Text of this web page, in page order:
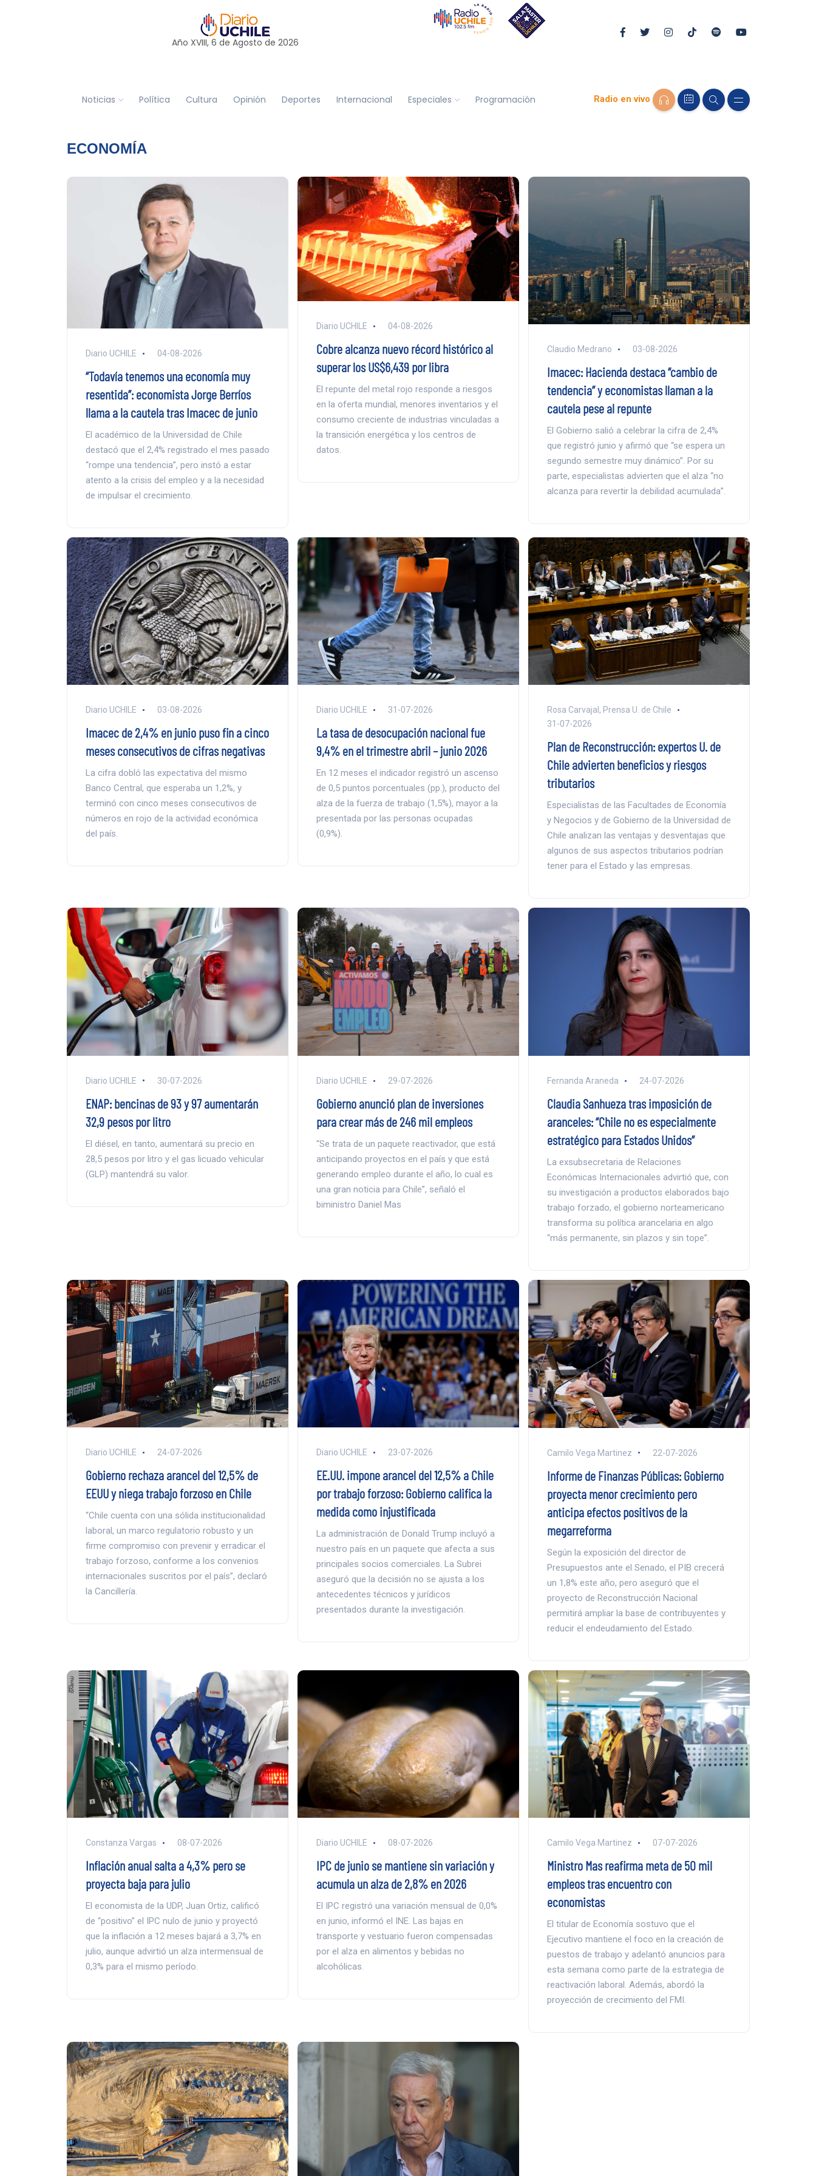
Año XVIII, 6 de Agosto de 2026
Noticias Política Cultura Opinión Deportes Internacional Especiales Programación Radio en vivo
ECONOMÍA
Diario UCHILE 04-08-2026
“Todavía tenemos una economía muy
resentida”: economista Jorge Berríos
llama a la cautela tras Imacec de junio
El académico de la Universidad de Chile
destacó que el 2,4% registrado el mes pasado
“rompe una tendencia”, pero instó a estar
atento a la crisis del empleo y a la necesidad
de impulsar el crecimiento.
Diario UCHILE 04-08-2026
Cobre alcanza nuevo récord histórico al
superar los US$6,439 por libra
El repunte del metal rojo responde a riesgos
en la oferta mundial, menores inventarios y el
consumo creciente de industrias vinculadas a
la transición energética y los centros de
datos.
Claudio Medrano 03-08-2026
Imacec: Hacienda destaca “cambio de
tendencia” y economistas llaman a la
cautela pese al repunte
El Gobierno salió a celebrar la cifra de 2,4%
que registró junio y afirmó que “se espera un
segundo semestre muy dinámico”. Por su
parte, especialistas advierten que el alza “no
alcanza para revertir la debilidad acumulada”.
Diario UCHILE 03-08-2026
Imacec de 2,4% en junio puso fin a cinco
meses consecutivos de cifras negativas
La cifra dobló las expectativa del mismo
Banco Central, que esperaba un 1,2%, y
terminó con cinco meses consecutivos de
números en rojo de la actividad económica
del país.
Diario UCHILE 31-07-2026
La tasa de desocupación nacional fue
9,4% en el trimestre abril – junio 2026
En 12 meses el indicador registró un ascenso
de 0,5 puntos porcentuales (pp.), producto del
alza de la fuerza de trabajo (1,5%), mayor a la
presentada por las personas ocupadas
(0,9%).
Rosa Carvajal, Prensa U. de Chile
31-07-2026
Plan de Reconstrucción: expertos U. de
Chile advierten beneficios y riesgos
tributarios
Especialistas de las Facultades de Economía
y Negocios y de Gobierno de la Universidad de
Chile analizan las ventajas y desventajas que
algunos de sus aspectos tributarios podrían
tener para el Estado y las empresas.
Diario UCHILE 30-07-2026
ENAP: bencinas de 93 y 97 aumentarán
32,9 pesos por litro
El diésel, en tanto, aumentará su precio en
28,5 pesos por litro y el gas licuado vehicular
(GLP) mantendrá su valor.
Diario UCHILE 29-07-2026
Gobierno anunció plan de inversiones
para crear más de 246 mil empleos
“Se trata de un paquete reactivador, que está
anticipando proyectos en el país y que está
generando empleo durante el año, lo cual es
una gran noticia para Chile”, señaló el
biministro Daniel Mas
Fernanda Araneda 24-07-2026
Claudia Sanhueza tras imposición de
aranceles: “Chile no es especialmente
estratégico para Estados Unidos”
La exsubsecretaria de Relaciones
Económicas Internacionales advirtió que, con
su investigación a productos elaborados bajo
trabajo forzado, el gobierno norteamericano
transforma su política arancelaria en algo
“más permanente, sin plazos y sin tope”.
Diario UCHILE 24-07-2026
Gobierno rechaza arancel del 12,5% de
EEUU y niega trabajo forzoso en Chile
“Chile cuenta con una sólida institucionalidad
laboral, un marco regulatorio robusto y un
firme compromiso con prevenir y erradicar el
trabajo forzoso, conforme a los convenios
internacionales suscritos por el país”, declaró
la Cancillería.
Diario UCHILE 23-07-2026
EE.UU. impone arancel del 12,5% a Chile
por trabajo forzoso: Gobierno califica la
medida como injustificada
La administración de Donald Trump incluyó a
nuestro país en un paquete que afecta a sus
principales socios comerciales. La Subrei
aseguró que la decisión no se ajusta a los
antecedentes técnicos y jurídicos
presentados durante la investigación.
Camilo Vega Martinez 22-07-2026
Informe de Finanzas Públicas: Gobierno
proyecta menor crecimiento pero
anticipa efectos positivos de la
megarreforma
Según la exposición del director de
Presupuestos ante el Senado, el PIB crecerá
un 1,8% este año, pero aseguró que el
proyecto de Reconstrucción Nacional
permitirá ampliar la base de contribuyentes y
reducir el endeudamiento del Estado.
Constanza Vargas 08-07-2026
Inflación anual salta a 4,3% pero se
proyecta baja para julio
El economista de la UDP, Juan Ortiz, calificó
de “positivo” el IPC nulo de junio y proyectó
que la inflación a 12 meses bajará a 3,7% en
julio, aunque advirtió un alza intermensual de
0,3% para el mismo período.
Diario UCHILE 08-07-2026
IPC de junio se mantiene sin variación y
acumula un alza de 2,8% en 2026
El IPC registró una variación mensual de 0,0%
en junio, informó el INE. Las bajas en
transporte y vestuario fueron compensadas
por el alza en alimentos y bebidas no
alcohólicas.
Camilo Vega Martinez 07-07-2026
Ministro Mas reafirma meta de 50 mil
empleos tras encuentro con
economistas
El titular de Economía sostuvo que el
Ejecutivo mantiene el foco en la creación de
puestos de trabajo y adelantó anuncios para
esta semana como parte de la estrategia de
reactivación laboral. Además, abordó la
proyección de crecimiento del FMI.